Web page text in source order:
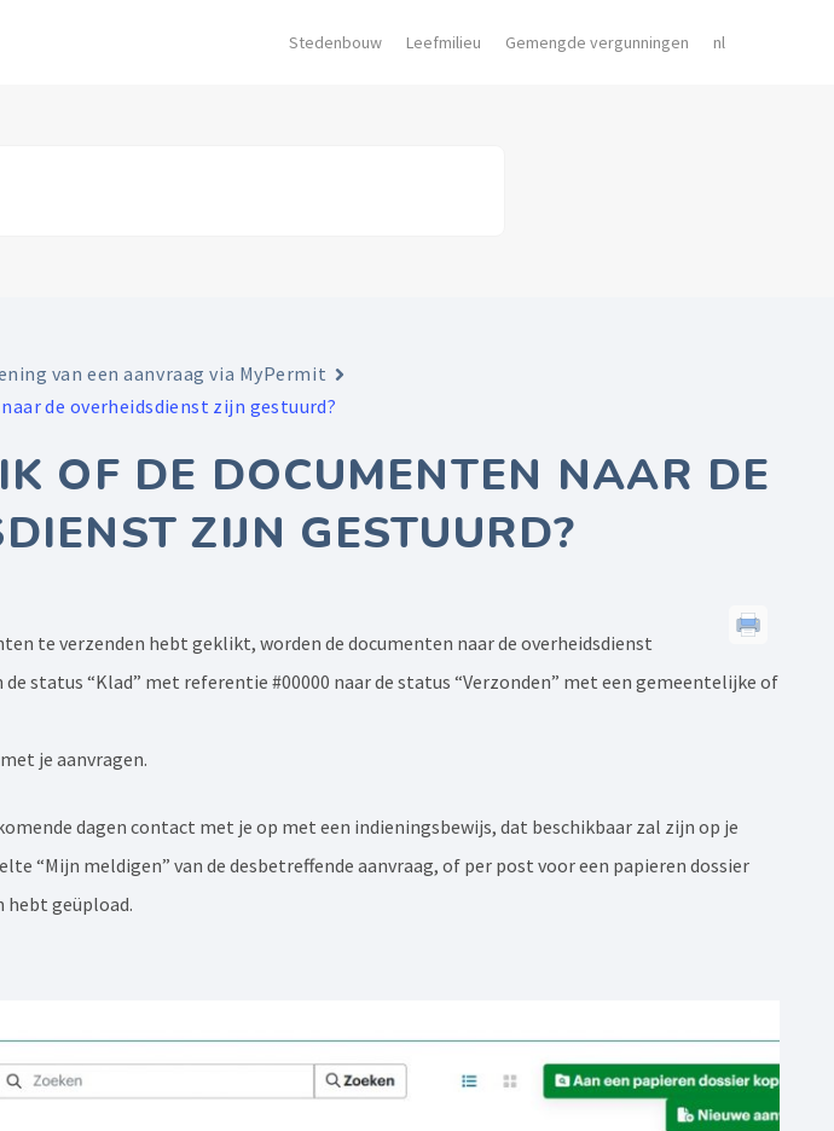
Stedenbouw Leefmilieu Gemengde vergunningen nl
van een aanvraag via MyPermit
de overheidsdienst zijn gestuurd?
OF DE DOCUMENTEN NAAR DE
ZIJN GESTUURD?
te verzenden hebt geklikt, worden de documenten naar de overheidsdienst
de status “Klad” met referentie #00000 naar de status “Verzonden” met een gemeentelijke of
je aanvragen.
dagen contact met je op met een indieningsbewijs, dat beschikbaar zal zijn op je
“Mijn meldigen” van de desbetreffende aanvraag, of per post voor een papieren dossier
hebt geüpload.